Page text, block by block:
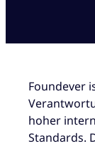
Foundever
hoher
Standards.